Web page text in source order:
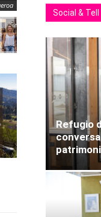
Social & Tell
Refugio